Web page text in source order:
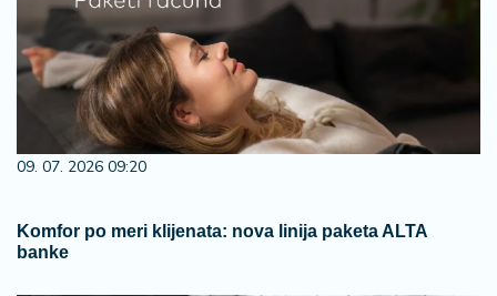
09. 07. 2026 09:20
Komfor po meri klijenata: nova linija paketa ALTA
banke